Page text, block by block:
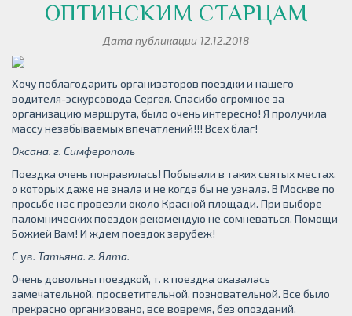
ОПТИНСКИМ СТАРЦАМ
Дата публикации 12.12.2018
Хочу поблагодарить организаторов поездки и нашего
водителя-эскурсовода Сергея. Спасибо огромное за
организацию маршрута, было очень интересно! Я пролучила
массу незабываемых впечатлений!!! Всех благ!
Оксана. г. Симферополь
Поездка очень понравилась! Побывали в таких святых местах,
о которых даже не знала и не когда бы не узнала. В Москве по
просьбе нас провезли около Красной площади. При выборе
паломнических поездок рекомендую не сомневаться. Помощи
Божией Вам! И ждем поездок зарубеж!
С ув. Татьяна. г. Ялта.
Очень довольны поездкой, т. к поездка оказалась
замечательной, просветительной, позновательной. Все было
прекрасно организовано, все вовремя, без опозданий.